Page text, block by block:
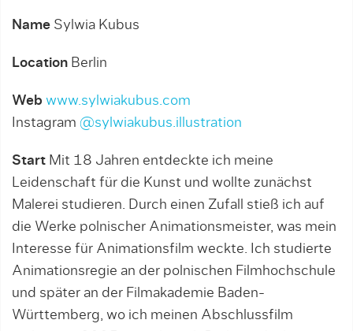
Name Sylwia Kubus
Location Berlin
Web www.sylwiakubus.com
Instagram @sylwiakubus.illustration
Start Mit 18 Jahren entdeckte ich meine
Leidenschaft für die Kunst und wollte zunächst
Malerei studieren. Durch einen Zufall stieß ich auf
die Werke polnischer Animationsmeister, was mein
Interesse für Animationsfilm weckte. Ich studierte
Animationsregie an der polnischen Filmhochschule
und später an der Filmakademie Baden-
Württemberg, wo ich meinen Abschlussfilm